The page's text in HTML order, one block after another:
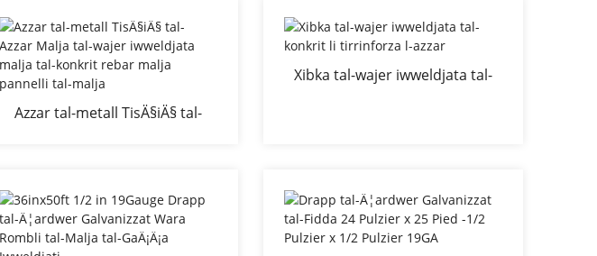
Azzar tal-metall TisÄ§iÄ§ tal-
Xibka tal-wajer iwweldjata tal-